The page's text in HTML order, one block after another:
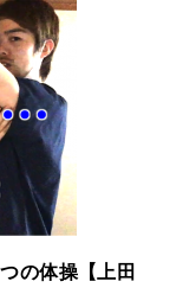
の体操【上田